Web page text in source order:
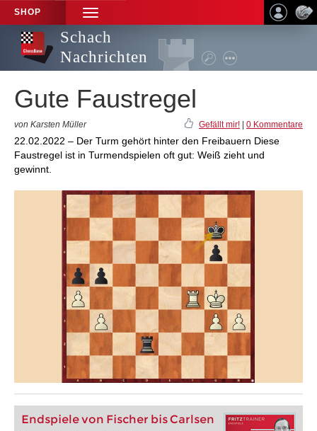
SHOP
TOGGLE
NAVIGATION
Schach
Nachrichten
Gute Faustregel
von Karsten Müller Gefällt mir! 0 Kommentare
22.02.2022 – Der Turm gehört hinter den Freibauern Diese
Faustregel ist in Turmendspielen oft gut: Weiß zieht und
gewinnt.
Endspiele von Fischer bis Carlsen